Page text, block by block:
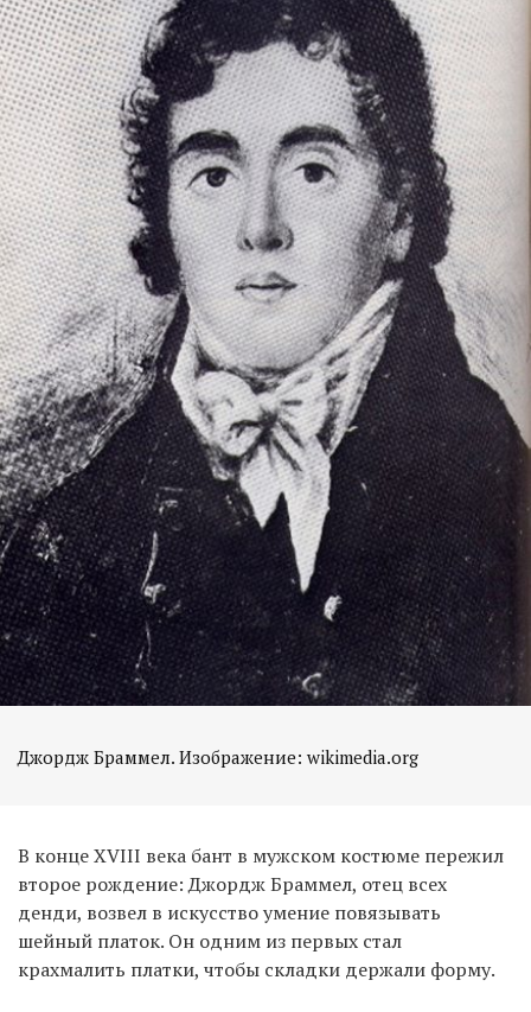
Джордж Браммел. Изображение: wikimedia.org
В конце XVIII века бант в мужском костюме пережил
второе рождение: Джордж Браммел, отец всех
денди, возвел в искусство умение повязывать
шейный платок. Он одним из первых стал
крахмалить платки, чтобы складки держали форму.